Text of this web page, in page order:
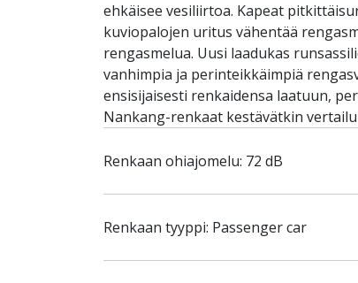
ehkäisee vesiliirtoa. Kapeat
kuviopalojen uritus vähentää
rengasmelua. Uusi laadukas
vanhimpia ja perinteikkäimpiä
ensisijaisesti renkaidensa laatuun,
Nankang-renkaat kestävätkin
Renkaan ohiajomelu: 72 dB
Renkaan tyyppi: Passenger car